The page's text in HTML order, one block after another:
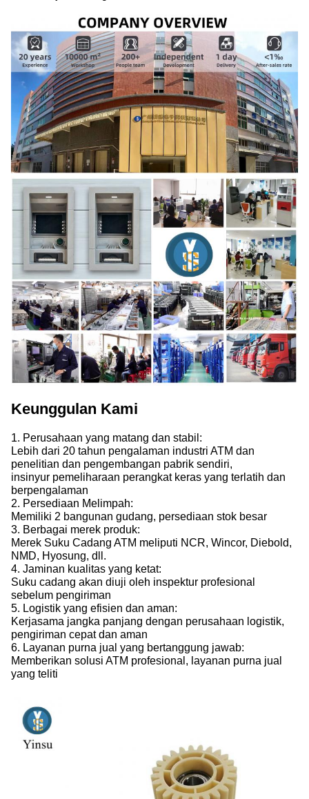
Keunggulan Kami
1. Perusahaan yang matang dan stabil:
Lebih dari 20 tahun pengalaman industri ATM dan
penelitian dan pengembangan pabrik sendiri,
insinyur pemeliharaan perangkat keras yang terlatih dan
berpengalaman
2. Persediaan Melimpah:
Memiliki 2 bangunan gudang, persediaan stok besar
3. Berbagai merek produk:
Merek Suku Cadang ATM meliputi NCR, Wincor, Diebold,
NMD, Hyosung, dll.
4. Jaminan kualitas yang ketat:
Suku cadang akan diuji oleh inspektur profesional
sebelum pengiriman
5. Logistik yang efisien dan aman:
Kerjasama jangka panjang dengan perusahaan logistik,
pengiriman cepat dan aman
6. Layanan purna jual yang bertanggung jawab:
Memberikan solusi ATM profesional, layanan purna jual
yang teliti